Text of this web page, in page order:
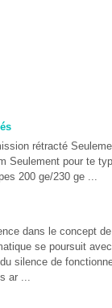
rétracté
Seulement pour te
200 ge/230 ge ...
dans le concept
se poursuit
silence de
ar ...